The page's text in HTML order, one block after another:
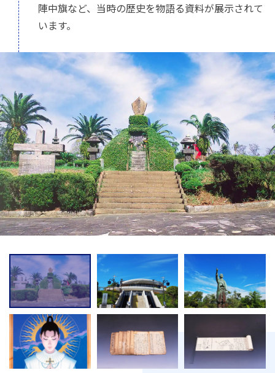
陣中旗など、当時の歴史を物語る資料が展示されて
います。